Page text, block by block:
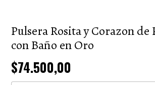
Pulsera Rosita y Corazon de
con Baño en Oro
$74.500,00